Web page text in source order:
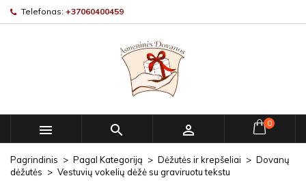
Telefonas: +37060400459
   0
Pagrindinis Pagal Kategoriją Dėžutės ir krepšeliai
Dovanų
dėžutės
Vestuvių vokelių dėžė su graviruotu tekstu